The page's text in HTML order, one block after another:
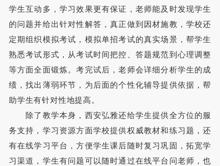
学生互动多，学习效果更有保证，老师能及时发现学生
的问题并给出针对性解答，真正做到因材施教，学校还
定期组织模拟考试，模拟单招考试的真实场景，帮学生
熟悉考试形式，从考试时间把控、答题规范到心理调整
等方面全面锻炼。考完试后，老师会详细分析学生的成
绩，找出薄弱环节，为后面的个性化辅导提供依据，帮
助学生有针对性地提高。
除了教学本身，西安弘雅还给学生提供全方位的服
务支持，学习资源方面学校提供权威教材和练习题，还
有在线学习平台，方便学生课后随时复习巩固，拓宽学
习渠道，学生有问题可以随时通过在线平台问老师，也